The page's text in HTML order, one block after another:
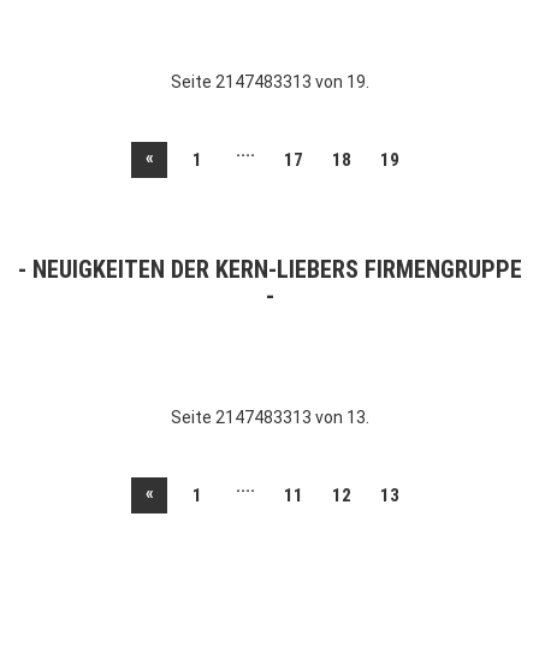
Seite 2147483313 von 19.
« 1 .... 17 18 19
NEUIGKEITEN DER KERN-LIEBERS FIRMENGRUPPE
Seite 2147483313 von 13.
« 1 .... 11 12 13